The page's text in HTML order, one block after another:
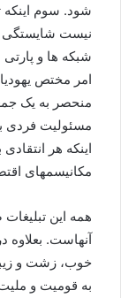
شود. سوم
نیست شایستگی
شبکه ها و
امر مختص
منحصر به یک
مسئولیت فردی
اینکه هر
مکانیسمهای
همه این
آنهاست. بعلاوه
خوب، زشت و
به قومیت و